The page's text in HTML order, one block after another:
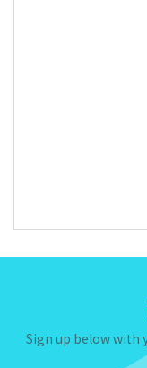
Sign up below with